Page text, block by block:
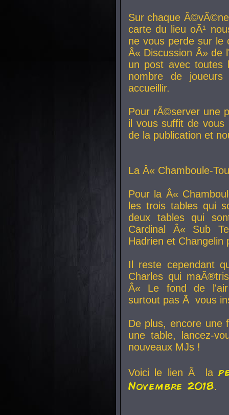
Sur chaque
carte du lieu oÃ¹
ne vous perde sur le
Â« Discussion Â» de
un post avec toutes
nombre de
accueillir.
Pour rÃ©server une
il vous suffit de vous
de la publication et
La Â« Chamboule-
Pour la Â«
les trois tables qui
deux tables qui
Cardinal
Â« Sub
Hadrien et Changelin
Il reste cependant
Charles qui
Â« Le fond de
surtout pas Ã vous
De plus, encore une
une table, lancez-
nouveaux MJs !
Voici le lien Ã la
Novembre 2018.